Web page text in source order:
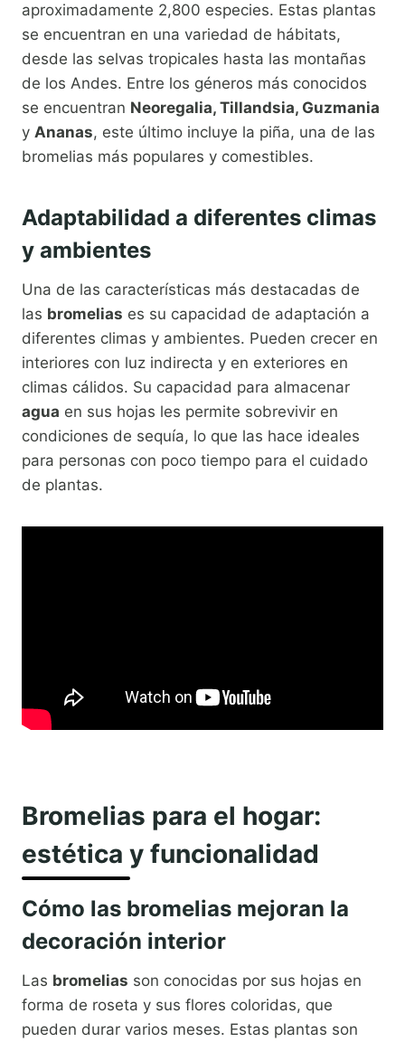
aproximadamente 2,800 especies. Estas plantas
se encuentran en una variedad de hábitats,
desde las selvas tropicales hasta las montañas
de los Andes. Entre los géneros más conocidos
se encuentran Neoregalia, Tillandsia, Guzmania
y Ananas, este último incluye la piña, una de las
bromelias más populares y comestibles.
Adaptabilidad a diferentes climas
y ambientes
Una de las características más destacadas de
las bromelias es su capacidad de adaptación a
diferentes climas y ambientes. Pueden crecer en
interiores con luz indirecta y en exteriores en
climas cálidos. Su capacidad para almacenar
agua en sus hojas les permite sobrevivir en
condiciones de sequía, lo que las hace ideales
para personas con poco tiempo para el cuidado
de plantas.
Bromelias para el hogar:
estética y funcionalidad
Cómo las bromelias mejoran la
decoración interior
Las bromelias son conocidas por sus hojas en
forma de roseta y sus flores coloridas, que
pueden durar varios meses. Estas plantas son